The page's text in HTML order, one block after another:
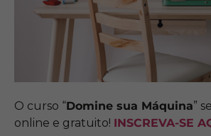
O curso “Domine sua Máquina”
online e gratuito! INSCREVA-SE